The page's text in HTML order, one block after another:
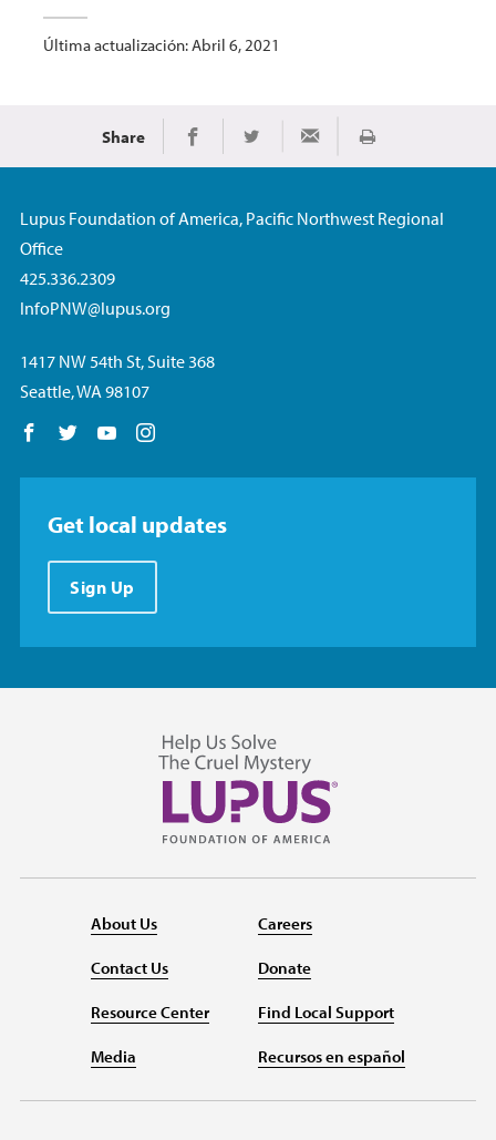
Última actualización: Abril 6, 2021
Share Share on Facebook
Share on TwitterShare via EmailImprimir
Lupus Foundation of America, Pacific Northwest Regional
Office
425.336.2309
InfoPNW@lupus.org
1417 NW 54th St, Suite 368
Seattle, WA 98107
Follow us on Facebook
Follow us on Twitter
Follow us on YouTube
Get local updates
Sign Up
About Us
Contact Us
Resource Center
Media
Careers
Donate
Find Local Support
Recursos en español